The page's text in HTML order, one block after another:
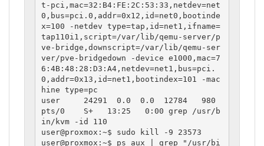
t-pci,mac=32:B4:FE:2C:53:33,netdev=net
0,bus=pci.0,addr=0x12,id=net0,bootinde
x=100 -netdev type=tap,id=net1,ifname=
tap110i1,script=/var/lib/qemu-server/p
ve-bridge,downscript=/var/lib/qemu-ser
ver/pve-bridgedown -device e1000,mac=7
6:4B:48:28:D3:A4,netdev=net1,bus=pci.
0,addr=0x13,id=net1,bootindex=101 -mac
hine type=pc
user     24291  0.0  0.0  12784   980
pts/0    S+   13:25   0:00 grep /usr/b
in/kvm -id 110
user@proxmox:~$ sudo kill -9 23573
user@proxmox:~$ ps aux | grep "/usr/bi